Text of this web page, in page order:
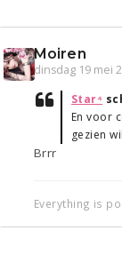
Moiren
dinsdag 19 mei
Star⁴
En voor
gezien
Brrr
Everything is